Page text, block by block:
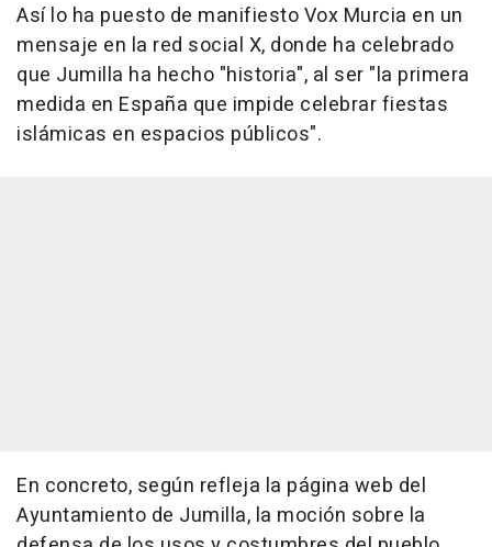
Así lo ha puesto de manifiesto Vox Murcia en un
mensaje en la red social X, donde ha celebrado
que Jumilla ha hecho "historia", al ser "la primera
medida en España que impide celebrar fiestas
islámicas en espacios públicos".
En concreto, según refleja la página web del
Ayuntamiento de Jumilla, la moción sobre la